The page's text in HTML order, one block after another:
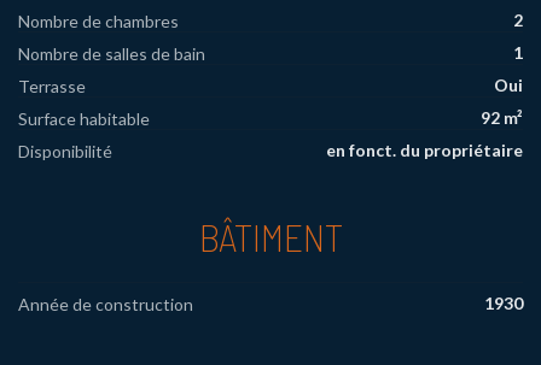
Nombre de chambres
2
Nombre de salles de bain
1
Terrasse
Oui
Surface habitable
92 m²
Disponibilité
en fonct. du propriétaire
BÂTIMENT
Année de construction 1930